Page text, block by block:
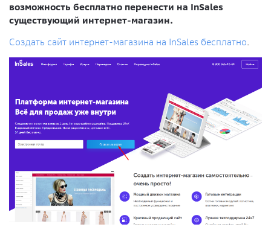
возможность бесплатно перенести на InSales
существующий интернет-магазин.
Создать сайт интернет-магазина на InSales бесплатно.